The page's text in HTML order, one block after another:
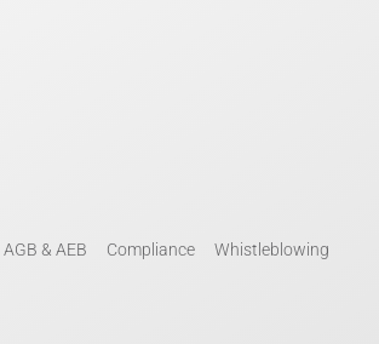
AGB & AEB Compliance Whistleblowing